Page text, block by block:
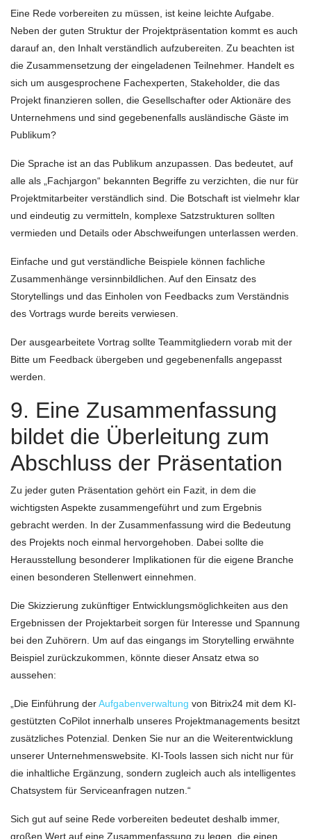
Eine Rede vorbereiten zu müssen, ist keine leichte Aufgabe.
Neben der guten Struktur der Projektpräsentation kommt es auch
darauf an, den Inhalt verständlich aufzubereiten. Zu beachten ist
die Zusammensetzung der eingeladenen Teilnehmer. Handelt es
sich um ausgesprochene Fachexperten, Stakeholder, die das
Projekt finanzieren sollen, die Gesellschafter oder Aktionäre des
Unternehmens und sind gegebenenfalls ausländische Gäste im
Publikum?
Die Sprache ist an das Publikum anzupassen. Das bedeutet, auf
alle als „Fachjargon“ bekannten Begriffe zu verzichten, die nur für
Projektmitarbeiter verständlich sind. Die Botschaft ist vielmehr klar
und eindeutig zu vermitteln, komplexe Satzstrukturen sollten
vermieden und Details oder Abschweifungen unterlassen werden.
Einfache und gut verständliche Beispiele können fachliche
Zusammenhänge versinnbildlichen. Auf den Einsatz des
Storytellings und das Einholen von Feedbacks zum Verständnis
des Vortrags wurde bereits verwiesen.
Der ausgearbeitete Vortrag sollte Teammitgliedern vorab mit der
Bitte um Feedback übergeben und gegebenenfalls angepasst
werden.
9. Eine Zusammenfassung
bildet die Überleitung zum
Abschluss der Präsentation
Zu jeder guten Präsentation gehört ein Fazit, in dem die
wichtigsten Aspekte zusammengeführt und zum Ergebnis
gebracht werden. In der Zusammenfassung wird die Bedeutung
des Projekts noch einmal hervorgehoben. Dabei sollte die
Herausstellung besonderer Implikationen für die eigene Branche
einen besonderen Stellenwert einnehmen.
Die Skizzierung zukünftiger Entwicklungsmöglichkeiten aus den
Ergebnissen der Projektarbeit sorgen für Interesse und Spannung
bei den Zuhörern. Um auf das eingangs im Storytelling erwähnte
Beispiel zurückzukommen, könnte dieser Ansatz etwa so
aussehen:
„Die Einführung derAufgabenverwaltung von Bitrix24 mit dem KI-
gestützten CoPilot innerhalb unseres Projektmanagements besitzt
zusätzliches Potenzial. Denken Sie nur an die Weiterentwicklung
unserer Unternehmenswebsite. KI-Tools lassen sich nicht nur für
die inhaltliche Ergänzung, sondern zugleich auch als intelligentes
Chatsystem für Serviceanfragen nutzen.“
Sich gut auf seine Rede vorbereiten bedeutet deshalb immer,
großen Wert auf eine Zusammenfassung zu legen, die einen